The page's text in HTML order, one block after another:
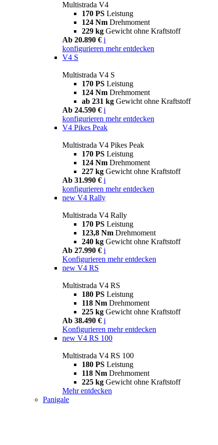
Multistrada V4
170 PS Leistung
124 Nm Drehmoment
229 kg Gewicht ohne Kraftstoff
Ab 20.890 € i
konfigurieren mehr entdecken
V4 S
Multistrada V4 S
170 PS Leistung
124 Nm Drehmoment
ab 231 kg Gewicht ohne Kraftstoff
Ab 24.590 € i
konfigurieren mehr entdecken
V4 Pikes Peak
Multistrada V4 Pikes Peak
170 PS Leistung
124 Nm Drehmoment
227 kg Gewicht ohne Kraftstoff
Ab 31.990 € i
konfigurieren mehr entdecken
new V4 Rally
Multistrada V4 Rally
170 PS Leistung
123,8 Nm Drehmoment
240 kg Gewicht ohne Kraftstoff
Ab 27.990 € i
Konfigurieren mehr entdecken
new V4 RS
Multistrada V4 RS
180 PS Leistung
118 Nm Drehmoment
225 kg Gewicht ohne Kraftstoff
Ab 38.490 € i
Konfigurieren mehr entdecken
new V4 RS 100
Multistrada V4 RS 100
180 PS Leistung
118 Nm Drehmoment
225 kg Gewicht ohne Kraftstoff
Mehr entdecken
Panigale